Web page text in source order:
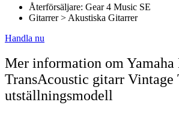
Återförsäljare: Gear 4 Music SE
Gitarrer > Akustiska Gitarrer
Handla nu
Mer information om Yamaha
TransAcoustic gitarr Vintage
utställningsmodell